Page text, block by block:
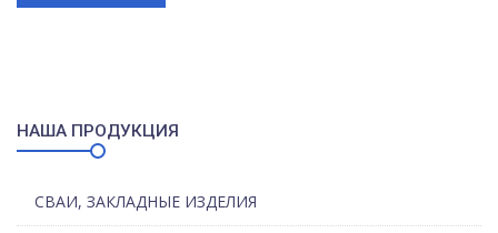
НАША ПРОДУКЦИЯ
СВАИ, ЗАКЛАДНЫЕ ИЗДЕЛИЯ